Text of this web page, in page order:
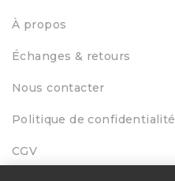
À propos
Échanges & retours
Nous contacter
Politique de confidentialité
CGV